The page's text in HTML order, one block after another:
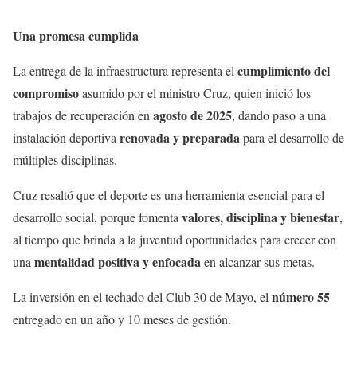
Una promesa cumplida
La entrega de la infraestructura representa el cumplimiento del
compromisoasumido por el ministro Cruz, quien inició los
trabajos de recuperación en agosto de 2025, dando paso a una
instalación deportiva renovada y preparadapara el desarrollo de
múltiples disciplinas.
Cruz resaltó que el deporte es una herramienta esencial para el
desarrollo social, porque fomenta valores, disciplina y bienestar,
al tiempo que brinda a la juventud oportunidades para crecer con
una mentalidad positiva y enfocadaen alcanzar sus metas.
La inversión en el techado del Club 30 de Mayo, el número 55
entregado en un año y 10 meses de gestión.